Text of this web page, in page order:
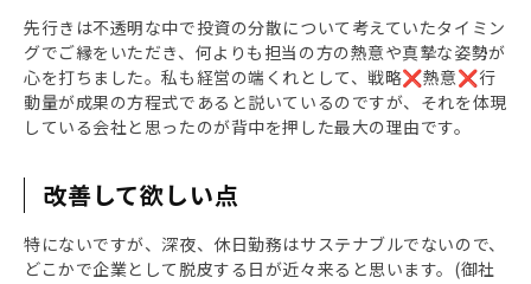
先行きは不透明な中で投資の分散について考えていたタイミン
グでご縁をいただき、何よりも担当の方の熱意や真摯な姿勢が
心を打ちました。私も経営の端くれとして、戦略❌熱意❌行
動量が成果の方程式であると説いているのですが、それを体現
している会社と思ったのが背中を押した最大の理由です。
改善して欲しい点
特にないですが、深夜、休日勤務はサステナブルでないので、
どこかで企業として脱皮する日が近々来ると思います。(御社